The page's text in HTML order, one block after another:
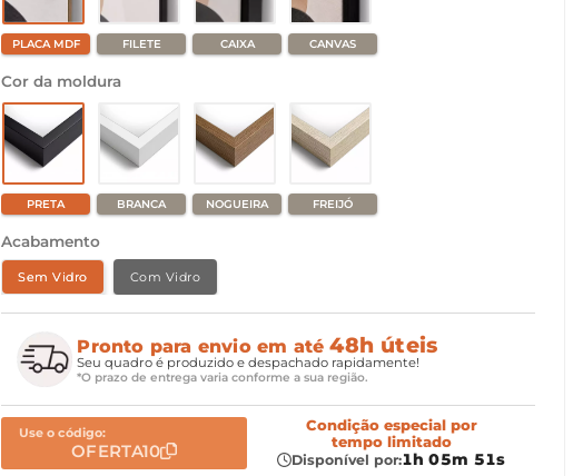
PLACA MDF FILETE CAIXA CANVAS
Cor da moldura
PRETA BRANCA NOGUEIRA FREIJÓ
Acabamento
Sem Vidro Com Vidro
Pronto para envio em até48h úteis
Seu quadro é produzido e despachado rapidamente!
*O prazo de entrega varia conforme a sua região.
Use o código:
OFERTA10
Condição especialpor
tempo limitado
Disponível por:1h 05m 49s